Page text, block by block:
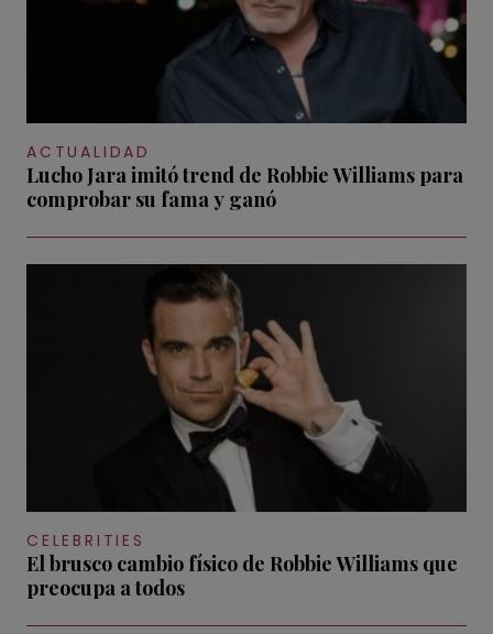
ACTUALIDAD
Lucho Jara imitó trend de Robbie Williams para
comprobar su fama y ganó
CELEBRITIES
El brusco cambio físico de Robbie Williams que
preocupa a todos